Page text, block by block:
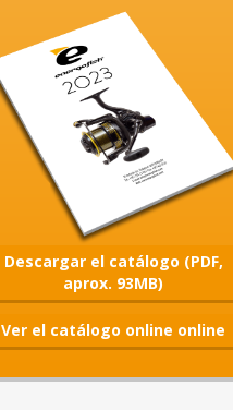
Descargar el catálogo (PDF,
aprox. 93MB)
Ver el catálogo online online